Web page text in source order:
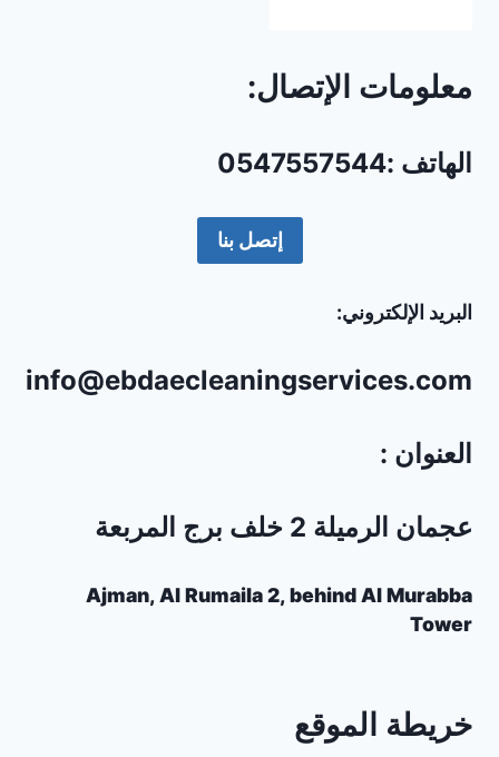
معلومات الإتصال:
الهاتف :0547557544
إتصل بنا
البريد الإلكتروني:
info@ebdaecleaningservices.com
العنوان :
عجمان الرميلة 2 خلف برج المربعة
Ajman, Al Rumaila 2, behind Al Murabba
Tower
خريطة الموقع